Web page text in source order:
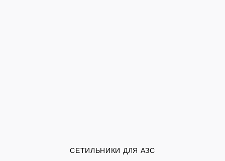
СЕТИЛЬНИКИ ДЛЯ АЗС